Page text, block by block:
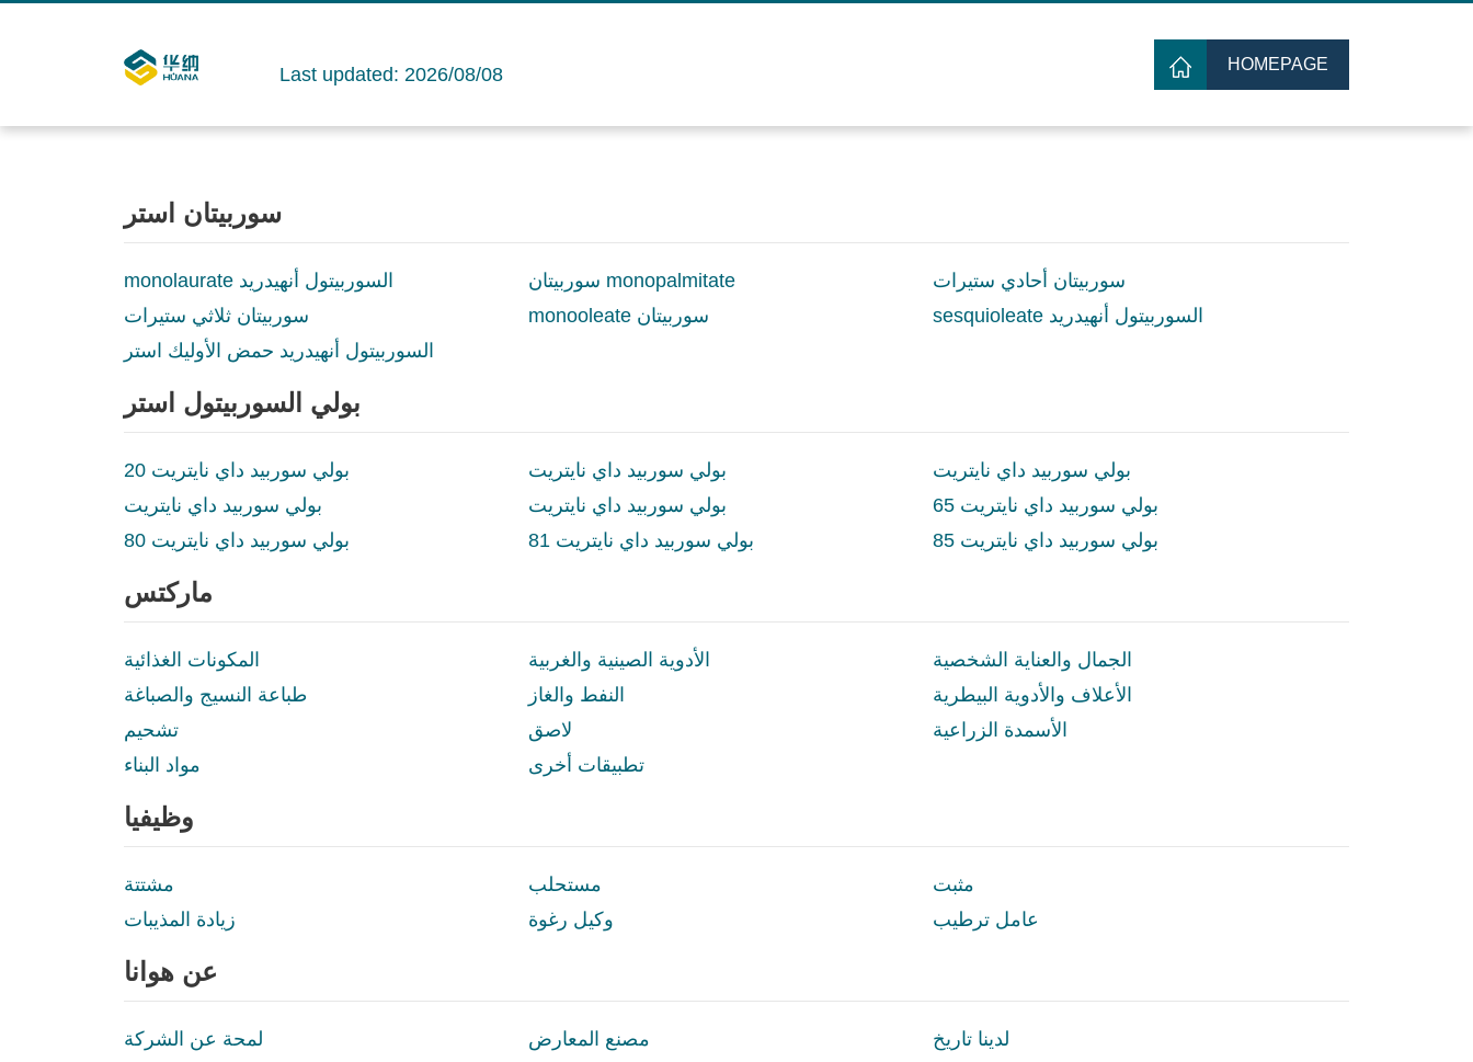
HOMEPAGE
Last updated: 2026/08/08
سوربيتان استر
monolaurate السوربيتول أنهيدريد سوربيتان monopalmitate
سوربيتان أحادي ستيرات
سوربيتان ثلاثي ستيرات
monooleate سوربيتان
sesquioleate السوربيتول أنهيدريد
السوربيتول أنهيدريد حمض الأوليك استر
بولي السوربيتول استر
بولي سوربيد داي نايتريت 20 بولي سوربيد داي نايتريت
بولي سوربيد داي نايتريت
بولي سوربيد داي نايتريت
بولي سوربيد داي نايتريت
بولي سوربيد داي نايتريت 65
بولي سوربيد داي نايتريت 80
بولي سوربيد داي نايتريت 81 بولي سوربيد داي نايتريت 85
ماركتس
المكونات الغذائية الأدوية الصينية والغربية
الجمال والعناية الشخصية
طباعة النسيج والصباغة
النفط والغاز
الأعلاف والأدوية البيطرية
تشحيم
لاصق
الأسمدة الزراعية
مواد البناء
تطبيقات أخرى
وظيفيا
مشتتة مستحلب
مثبت
زيادة المذيبات
وكيل رغوة عامل ترطيب
عن هوانا
لمحة عن الشركة مصنع المعارض
لدينا تاريخ